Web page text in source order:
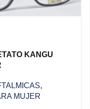
KANGU
,
MUJER